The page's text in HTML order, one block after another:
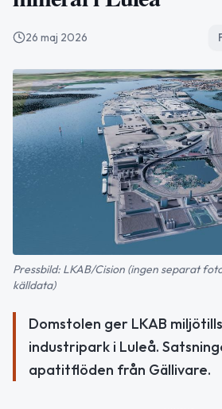
26 maj 2026
Pressbild: LKAB/Cision (ingen separat
källdata)
Domstolen ger LKAB
industripark i Luleå.
apatitflöden från Gällivare.